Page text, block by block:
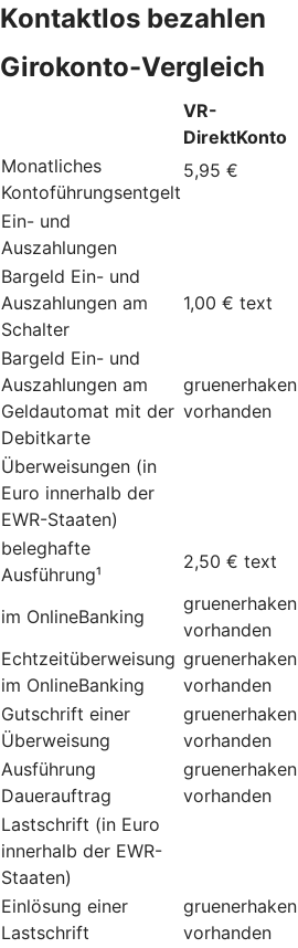
Kontaktlos bezahlen
Girokonto-Vergleich
VR-
DirektKonto
Monatliches
Kontoführungsentgelt
5,95 €
Ein- und
Auszahlungen
Bargeld Ein- und
Auszahlungen am
Schalter
1,00 € text
Bargeld Ein- und
Auszahlungen am
Geldautomat mit der
Debitkarte
gruenerhaken
vorhanden
Überweisungen (in
Euro innerhalb der
EWR-Staaten)
beleghafte
Ausführung¹
2,50 € text
im OnlineBanking
gruenerhaken
vorhanden
Echtzeitüberweisung
im OnlineBanking
gruenerhaken
vorhanden
Gutschrift einer
Überweisung
gruenerhaken
vorhanden
Ausführung
Dauerauftrag
gruenerhaken
vorhanden
Lastschrift (in Euro
innerhalb der EWR-
Staaten)
Einlösung einer
Lastschrift
gruenerhaken
vorhanden